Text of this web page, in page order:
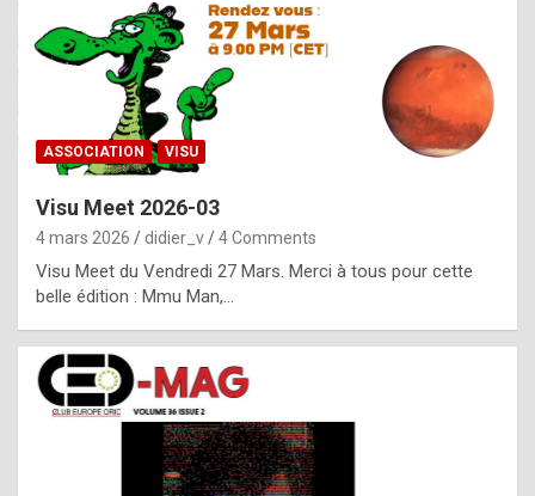
o
p
l
c
h
i
s
ASSOCIATION VISU
Visu Meet 2026-03
4 mars 2026 didier_v 4 Comments
Visu Meet du Vendredi 27 Mars. Merci à tous pour cette
belle édition : Mmu Man,…